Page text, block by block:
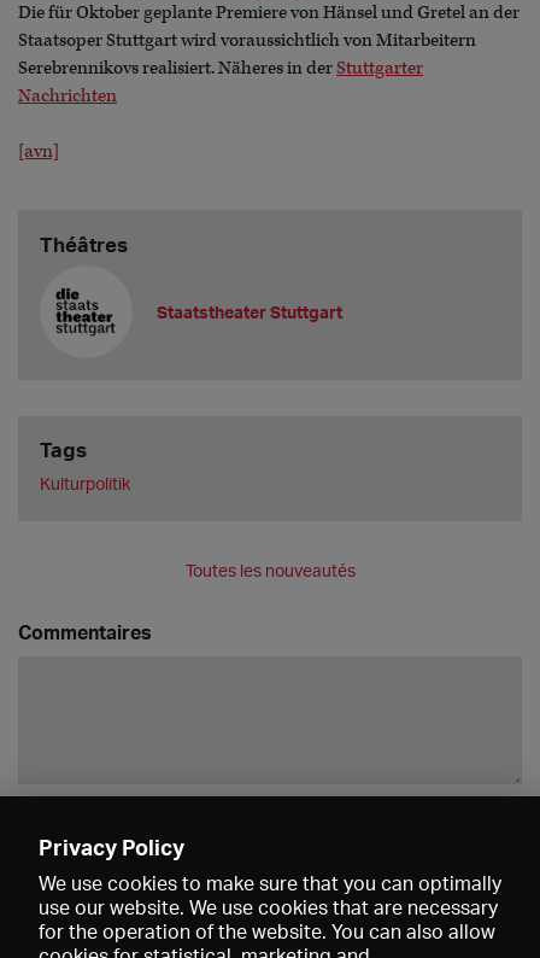
Die für Oktober geplante Premiere von Hänsel und Gretel an der
Staatsoper Stuttgart wird voraussichtlich von Mitarbeitern
Serebrennikovs realisiert. Näheres in derStuttgarter
Nachrichten
[avn]
Théâtres
Staatstheater Stuttgart
Tags
Kulturpolitik
Toutes les nouveautés
Commentaires
Privacy Policy
We use cookies to make sure that you can optimally
use our website. We use cookies that are necessary
for the operation of the website. You can also allow